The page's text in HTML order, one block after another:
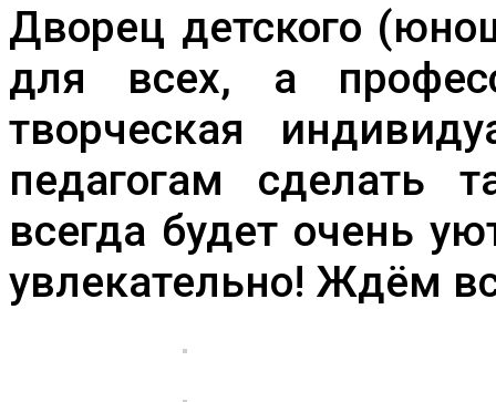
Дворец детского
для всех, а
творческая
педагогам сделать
всегда будет очень
увлекательно! Ждём